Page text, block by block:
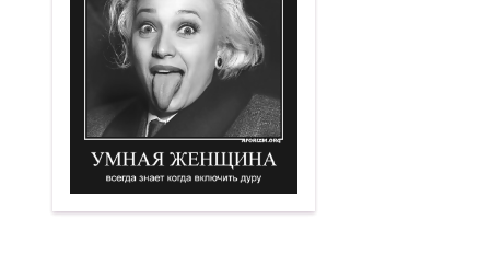
Умная женщина всегда знает когда